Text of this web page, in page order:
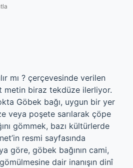
mı ? çerçevesinde verilen
metin biraz tekdüze ilerliyor.
Göbek bağı, uygun bir yer
veya poşete sarılarak çöpe
gömmek, bazı kültürlerde
resmi sayfasında
göre, göbek bağının cami,
dair inanışın dinî